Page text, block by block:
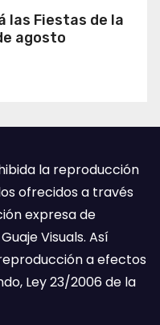
las Fiestas de la
agosto
la reproducción
ofrecidos a través
expresa de
Visuals. Así
a efectos
Ley 23/2006 de la